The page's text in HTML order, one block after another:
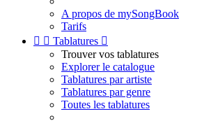
A propos de mySongBook
Tarifs
  Tablatures 
Trouver vos tablatures
Explorer le catalogue
Tablatures par artiste
Tablatures par genre
Toutes les tablatures